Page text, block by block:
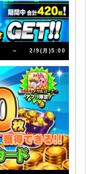
～ 2/9(月)5:00